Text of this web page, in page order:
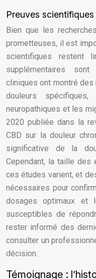
Preuves
Bien que les
prometteuses, il est
scientifiques restent
supplémentaires
cliniques ont montré
douleurs
neuropathiques et les
2020 publiée dans la
CBD sur la douleur
significative de la
Cependant, la taille des
ces études varient, et
nécessaires pour
dosages optimaux
susceptibles de
rester informé des
consulter un
décision.
Témoignage :